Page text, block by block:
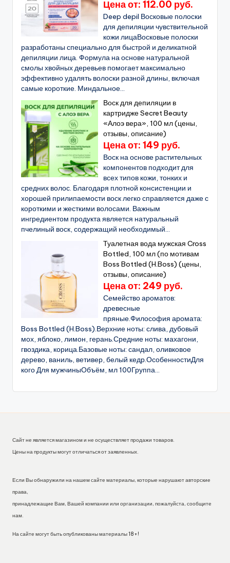
Цена от: 112.00 руб.
Deep depil Восковые полоски
для депиляции чувствительной
кожи лицаВосковые полоски
разработаны специально для быстрой и деликатной
депиляции лица. Формула на основе натуральной
смолы хвойных деревьев помогает максимально
эффективно удалять волоски разной длины, включая
самые короткие. Миндальное...
Воск для депиляции в
картридже Secret Beauty
«Алоэ вера», 100 мл (цены,
отзывы, описание)
Цена от: 149 руб.
Воск на основе растительных
компонентов подходит для
всех типов кожи, тонких и
средних волос. Благодаря плотной консистенции и
хорошей прилипаемости воск легко справляется даже с
короткими и жесткими волосами. Важным
ингредиентом продукта является натуральный
пчелиный воск, содержащий необходимый...
Туалетная вода мужская Cross
Bottled, 100 мл (по мотивам
Boss Bottled (H.Boss) (цены,
отзывы, описание)
Цена от: 249 руб.
Семейство ароматов:
древесные
пряные.Философия аромата:
Boss Bottled (H.Boss).Верхние ноты: слива, дубовый
мох, яблоко, лимон, герань.Средние ноты: махагони,
гвоздика, корица.Базовые ноты: сандал, оливковое
дерево, ваниль, ветивер, белый кедр.ОсобенностиДля
кого Для мужчиныОбъём, мл 100Группа...
Сайт не является магазином и не осуществляет продажи товаров.
Цены на продукты могут отличаться от заявленных.
Если Вы обнаружили на нашем сайте материалы, которые нарушают авторские
права,
принадлежащие Вам, Вашей компании или организации, пожалуйста, сообщите
нам.
На сайте могут быть опубликованы материалы 18+!